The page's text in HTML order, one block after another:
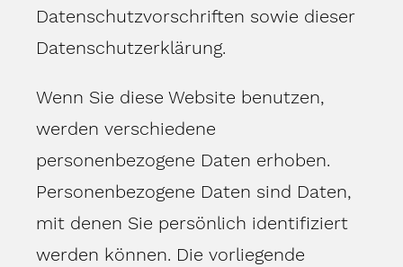
Datenschutzvorschriften sowie dieser
Datenschutzerklärung.
Wenn Sie diese Website benutzen,
werden verschiedene
personenbezogene Daten erhoben.
Personenbezogene Daten sind Daten,
mit denen Sie persönlich identifiziert
werden können. Die vorliegende